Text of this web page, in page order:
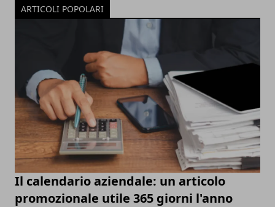
ARTICOLI POPOLARI
Il calendario aziendale: un articolo
promozionale utile 365 giorni l'anno